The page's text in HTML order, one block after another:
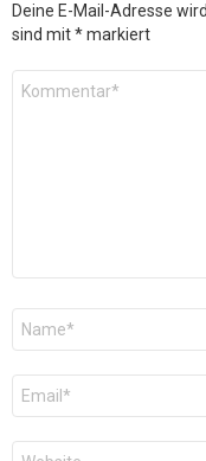
Deine E-Mail-Adresse
sind mit*markiert
Kommentar
Name
E-
Mail
*
Website